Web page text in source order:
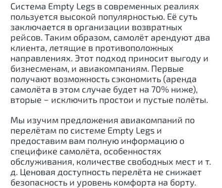
Система Empty Legs в современных реалиях
пользуется высокой популярностью. Её суть
заключается в организации возвратных
рейсов. Таким образом, самолёт арендуют два
клиента, летящие в противоположных
направлениях. Этот подход приносит выгоду и
бизнесменам, и авиакомпаниям. Первые
получают возможность сэкономить (аренда
самолёта в этом случае будет на 70% ниже),
вторые − исключить простои и пустые полёты.
Мы изучим предложения авиакомпаний по
перелётам по системе Empty Legs и
предоставим вам полную информацию о
специфике самолёта, особенностях
обслуживания, количестве свободных мест и т.
д. Ценовая доступность перелёта не снижает
безопасность и уровень комфорта на борту.